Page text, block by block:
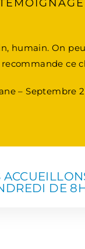
humain. On
recommande ce
– Septembre
DE